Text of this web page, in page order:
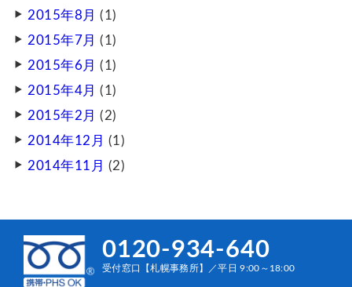
2015年8月 (1)
2015年7月 (1)
2015年6月 (1)
2015年4月 (1)
2015年2月 (2)
2014年12月 (1)
2014年11月 (2)
0120-934-640
受付窓口【札幌事務所】／平日 9:00～18:00